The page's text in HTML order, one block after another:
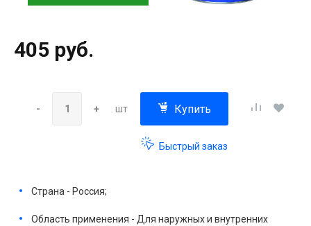
405 руб.
- + шт Купить
Быстрый заказ
Страна - Россия;
Область применения - Для наружных и внутренних